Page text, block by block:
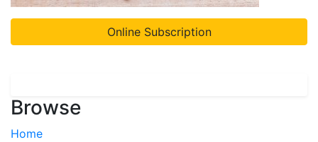
Online Subscription
Browse
Home